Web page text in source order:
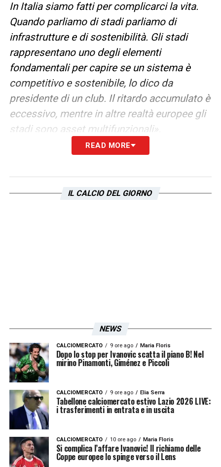
In Italia siamo fatti per complicarci la vita.
Quando parliamo di stadi parliamo di
infrastrutture e di sostenibilità. Gli stadi
rappresentano uno degli elementi
fondamentali per capire se un sistema è
competitivo e sostenibile, lo dico da
presidente di un club. Il ritardo accumulato è
eccessivo, mentre in altre realtà europee gli
stadi sono asset multifunzionali».
PROGETTO FLAMINIO– «Il progetto
della città di Roma. L’obiettivo è restituire un
regolatorio certo. L’incertezza e i tempi sono
sviluppare un quadro normativo che offra
migliori garanzie. La mia esperienza mi
consente di osservare il tema da una duplice
prospettiva (senatore e proprietario)».
READ MORE
IL CALCIO DEL GIORNO
NEWS
CALCIOMERCATO 9 ore ago Maria Floris
Dopo lo stop per Ivanovic scatta il piano B! Nel
mirino Pinamonti, Giménez e Piccoli
CALCIOMERCATO 9 ore ago Elia Serra
Tabellone calciomercato estivo Lazio 2026 LIVE:
i trasferimenti in entrata e in uscita
CALCIOMERCATO 10 ore ago Maria Floris
Si complica l’affare Ivanovic! Il richiamo delle
Coppe europee lo spinge verso il Lens